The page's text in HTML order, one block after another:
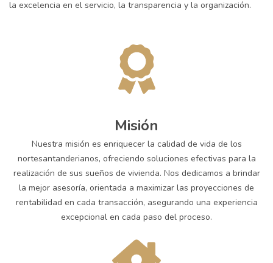
la excelencia en el servicio, la transparencia y la organización.
Misión
Nuestra misión es enriquecer la calidad de vida de los
nortesantanderianos, ofreciendo soluciones efectivas para la
realización de sus sueños de vivienda. Nos dedicamos a brindar
la mejor asesoría, orientada a maximizar las proyecciones de
rentabilidad en cada transacción, asegurando una experiencia
excepcional en cada paso del proceso.